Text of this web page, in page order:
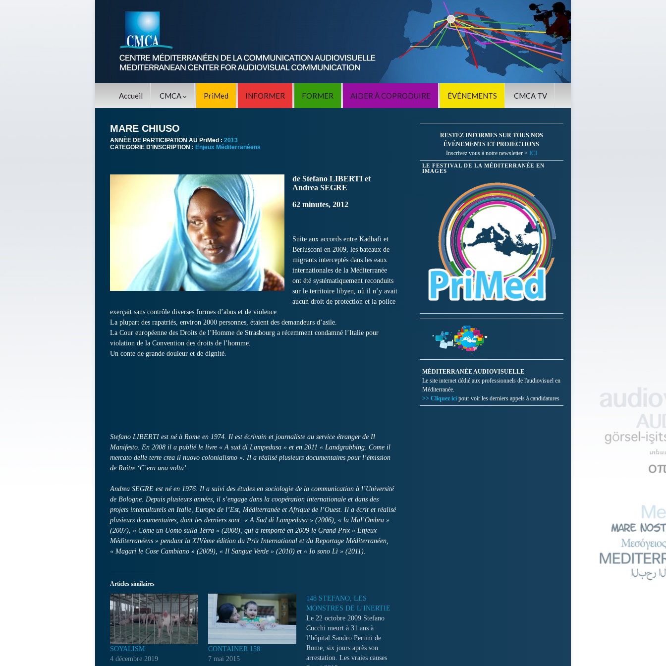
Accueil CMCA PriMed INFORMER FORMER AIDER À COPRODUIRE ÉVÉNEMENTS CMCA TV
MARE CHIUSO
ANNÈE DE PARTICIPATION AU PriMed : 2013
CATEGORIE D'INSCRIPTION : Enjeux Méditerranéens
de Stefano LIBERTI et
Andrea SEGRE
62 minutes, 2012
Suite aux accords entre Kadhafi et
Berlusconi en 2009, les bateaux de
migrants interceptés dans les eaux
internationales de la Méditerranée
ont été systématiquement reconduits
sur le territoire libyen, où il n’y avait
aucun droit de protection et la police
exerçait sans contrôle diverses formes d’abus et de violence.
La plupart des rapatriés, environ 2000 personnes, étaient des demandeurs d’asile.
La Cour européenne des Droits de l’Homme de Strasbourg a récemment condamné l’Italie pour
violation de la Convention des droits de l’homme.
Un conte de grande douleur et de dignité.
Stefano LIBERTI est né à Rome en 1974. Il est écrivain et journaliste au service étranger de Il
Manifesto. En 2008 il a publié le livre « A sud di Lampedusa » et en 2011 « Landgrabbing. Come il
mercato delle terre crea il nuovo colonialismo ». Il a réalisé plusieurs documentaires pour l’émission
de Raitre ‘C’era una volta’.
Andrea SEGRE est né en 1976. Il a suivi des études en sociologie de la communication à l’Université
de Bologne. Depuis plusieurs années, il s’engage dans la coopération internationale et dans des
projets interculturels en Italie, Europe de l’Est, Méditerranée et Afrique de l’Ouest. Il a écrit et réalisé
plusieurs documentaires, dont les derniers sont: « A Sud di Lampedusa » (2006), « la Mal’Ombra »
(2007), « Come un Uomo sulla Terra » (2008), qui a remporté en 2009 le Grand Prix « Enjeux
Méditerranéens » pendant la XIVème édition du Prix International et du Reportage Méditerranéen,
« Magari le Cose Cambiano » (2009), « Il Sangue Verde » (2010) et « Io sono Lì » (2011).
Articles similaires
SOYALISM
4 décembre 2019
CONTAINER 158
7 mai 2015
148 STEFANO, LES
MONSTRES DE L’INERTIE
Le 22 octobre 2009 Stefano
Cucchi meurt à 31 ans à
l’hôpital Sandro Pertini de
Rome, six jours après son
arrestation. Les vraies causes
RESTEZ INFORMES SUR TOUS NOS
ÉVÉNEMENTS ET PROJECTIONS
Inscrivez vous à notre newsletter > ICI
LE FESTIVAL DE LA MÉDITERRANÉE EN
IMAGES
MÉDITERRANÉE AUDIOVISUELLE
Le site internet dédié aux professionnels de l'audiovisuel en
Méditerranée.
>> Cliquez ici pour voir les derniers appels à candidatures